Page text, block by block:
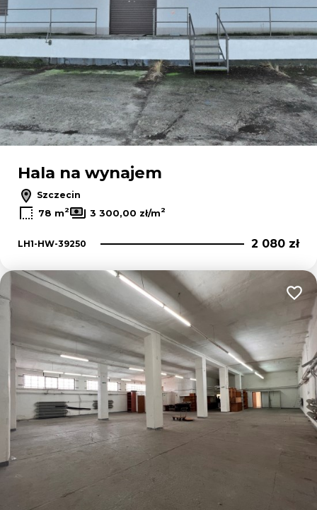
Hala na wynajem
Szczecin
78 m2 3 300,00 zł/m2
LH1-HW-39250 2 080 zł